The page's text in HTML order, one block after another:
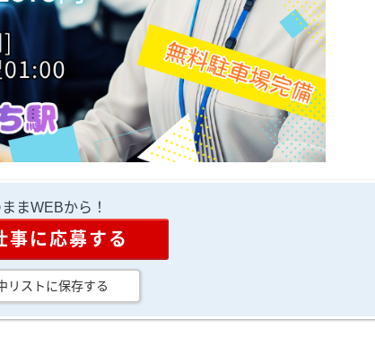
まWEBから！
事に応募する
リストに保存する